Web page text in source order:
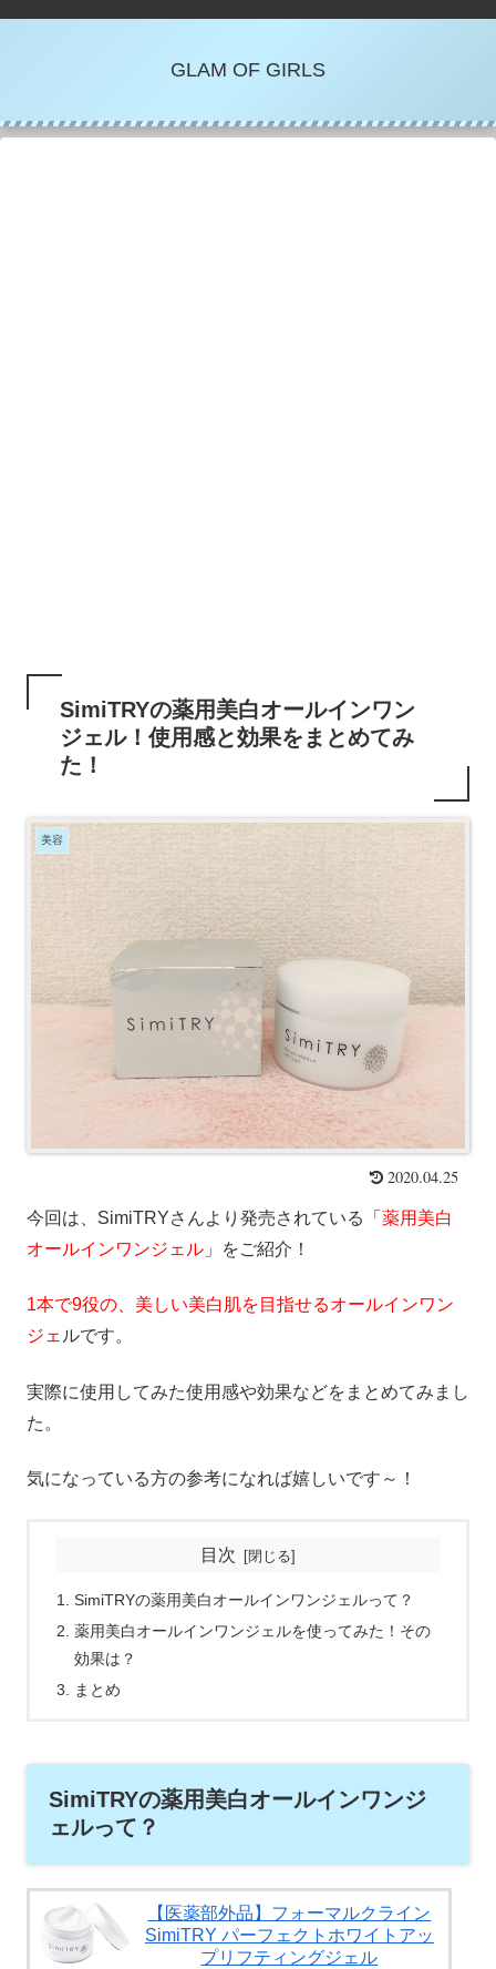
GLAM OF GIRLS
SimiTRYの薬用美白オールインワン
ジェル！使用感と効果をまとめてみ
た！
美容
2020.04.25
今回は、SimiTRYさんより発売されている「 薬用美白
オールインワンジェル 」をご紹介！
1本で9役の、美しい美白肌を目指せるオールインワン
ジェ ルです。
実際に使用してみた使用感や効果などをまとめてみまし
た。
気になっている方の参考になれば嬉しいです～！
目次
SimiTRYの薬用美白オールインワンジェルって？
薬用美白オールインワンジェルを使ってみた！その
効果は？
まとめ
SimiTRYの薬用美白オールインワンジ
ェルって？
【医薬部外品】フォーマルクライン
SimiTRY パーフェクトホワイトアッ
プリフティングジェル